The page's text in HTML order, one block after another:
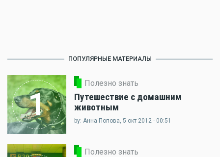
ПОПУЛЯРНЫЕ МАТЕРИАЛЫ
1
Полезно знать
Путешествие с домашним
животным
by: Анна Попова, 5 окт 2012 - 00:51
Полезно знать